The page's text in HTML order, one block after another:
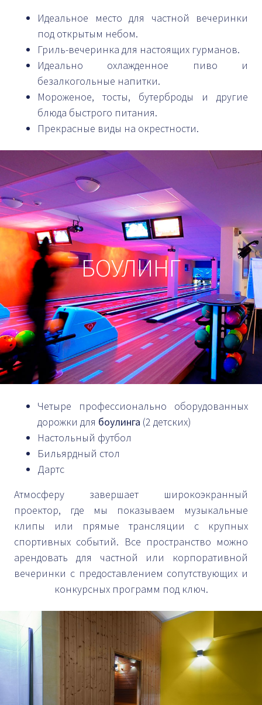
Идеальное место для частной вечеринки
под открытым небом.
Гриль-вечеринка для настоящих гурманов.
Идеально охлажденное пиво и
безалкогольные напитки.
Мороженое, тосты, бутерброды и другие
блюда быстрого питания.
Прекрасные виды на окрестности.
БОУЛИНГ
Четыре профессионально оборудованных
дорожки для боулинга (2 детских)
Настольный футбол
Бильярдный стол
Дартс
Атмосферу завершает широкоэкранный
проектор, где мы показываем музыкальные
клипы или прямые трансляции с крупных
спортивных событий. Все пространство можно
арендовать для частной или корпоративной
вечеринки с предоставлением сопутствующих и
конкурсных программ под ключ.